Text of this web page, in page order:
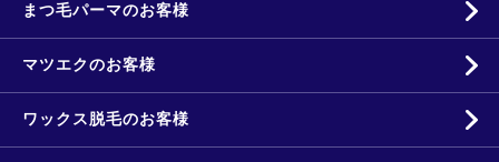
まつ毛パーマのお客様
マツエクのお客様
ワックス脱毛のお客様